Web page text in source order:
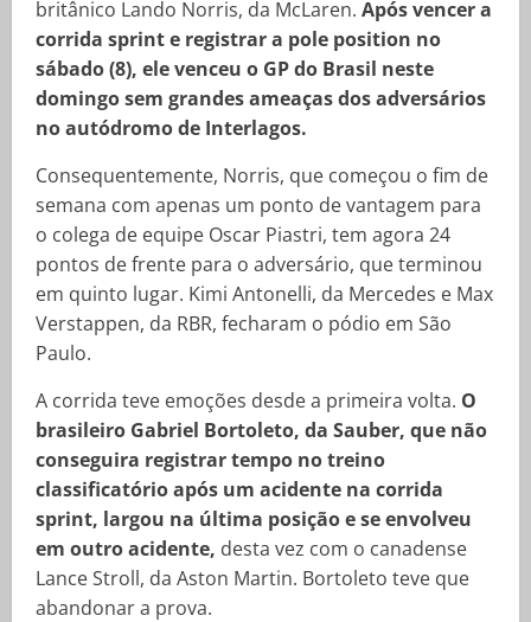
britânico Lando Norris, da McLaren. Após vencer a
corrida sprint e registrar a pole position no
sábado (8), ele venceu o GP do Brasil neste
domingo sem grandes ameaças dos adversários
no autódromo de Interlagos.
Consequentemente, Norris, que começou o fim de
semana com apenas um ponto de vantagem para
o colega de equipe Oscar Piastri, tem agora 24
pontos de frente para o adversário, que terminou
em quinto lugar. Kimi Antonelli, da Mercedes e Max
Verstappen, da RBR, fecharam o pódio em São
Paulo.
A corrida teve emoções desde a primeira volta. O
brasileiro Gabriel Bortoleto, da Sauber, que não
conseguira registrar tempo no treino
classificatório após um acidente na corrida
sprint, largou na última posição e se envolveu
em outro acidente, desta vez com o canadense
Lance Stroll, da Aston Martin. Bortoleto teve que
abandonar a prova.